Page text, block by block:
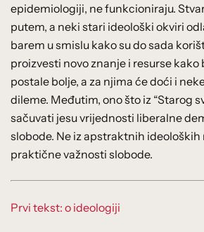
epidemiologiji, ne funkcioniraju.
putem, a neki stari ideološki okviri
barem u smislu kako su do sada
proizvesti novo znanje i resurse
postale bolje, a za njima će doći i
dileme. Međutim, ono što iz “Starog
sačuvati jesu vrijednosti liberalne
slobode. Ne iz apstraktnih ideoloških
praktične važnosti slobode.
Prvi tekst: o ideologiji